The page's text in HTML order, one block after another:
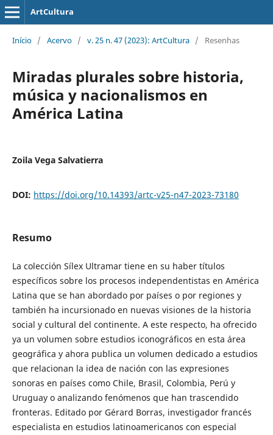
ArtCultura
Início / Acervo / v. 25 n. 47 (2023): ArtCultura / Resenhas
Miradas plurales sobre historia,
música y nacionalismos en
América Latina
Zoila Vega Salvatierra
DOI: https://doi.org/10.14393/artc-v25-n47-2023-73180
Resumo
La colección Sílex Ultramar tiene en su haber títulos
específicos sobre los procesos independentistas en América
Latina que se han abordado por países o por regiones y
también ha incursionado en nuevas visiones de la historia
social y cultural del continente. A este respecto, ha ofrecido
ya un volumen sobre estudios iconográficos en esta área
geográfica y ahora publica un volumen dedicado a estudios
que relacionan la idea de nación con las expresiones
sonoras en países como Chile, Brasil, Colombia, Perú y
Uruguay o analizando fenómenos que han trascendido
fronteras. Editado por Gérard Borras, investigador francés
especialista en estudios latinoamericanos con especial